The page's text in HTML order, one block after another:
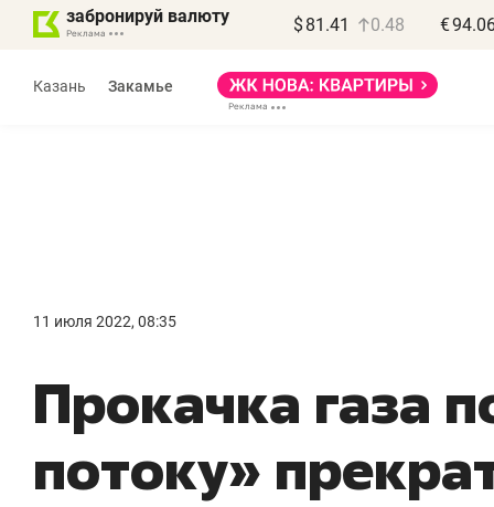
забронируй валюту $ 81.41 0.48 €
Казань Закамье
11 июля 2022, 08:35
Прокачка газа
потоку»
правил, бизнес может
потерять минимум
Как бизнесу выйти на зарубежные